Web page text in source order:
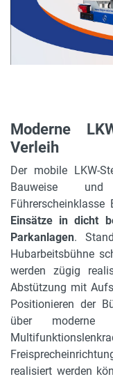
Moderne
Verleih
Der mobile LKW-
Bauweise
Einsätze in dicht
Parkanlagen.
Hubarbeitsbühne
werden zügig
Abstützung mit
Positionieren der
über moderne
realisiert werden